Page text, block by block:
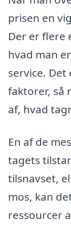
prisen en
Der er flere
hvad man
service. Det
faktorer, så
af, hvad
En af de
tagets
tilsnavset,
mos, kan
ressourcer